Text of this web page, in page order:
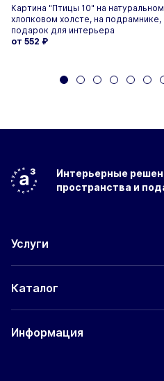
Картина "Птицы 10" на натуральном
хлопковом холсте, на подрамнике,
подарок для интерьера
от 552 ₽
Интерьерные
пространства и
Услуги
Каталог
Информация